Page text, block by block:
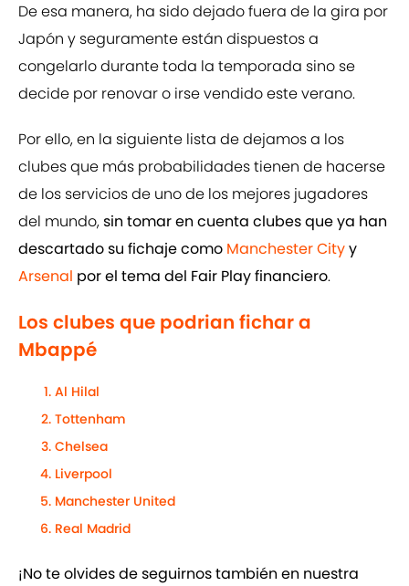
De esa manera, ha sido dejado fuera de la gira por
Japón y seguramente están dispuestos a
congelarlo durante toda la temporada sino se
decide por renovar o irse vendido este verano.
Por ello, en la siguiente lista de dejamos a los
clubes que más probabilidades tienen de hacerse
de los servicios de uno de los mejores jugadores
del mundo,sin tomar en cuenta clubes que ya han
descartado su fichaje como Manchester Cityy
Arsenal por el tema del Fair Play financiero.
Los clubes que podrian fichar a
Mbappé
Al Hilal
Tottenham
Chelsea
Liverpool
Manchester United
Real Madrid
¡No te olvides de seguirnos también en nuestra